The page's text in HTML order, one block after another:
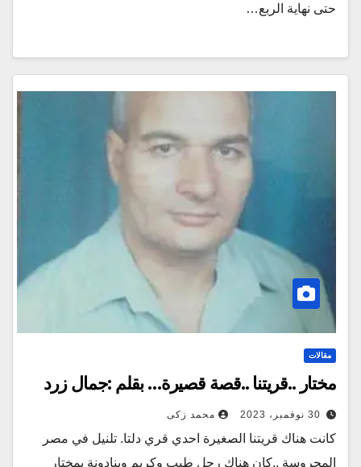
حتى نهاية الربع…
مقالات
مختار ..قريتنا ..قصة قصيرة… بقلم :جمال زرد
30 نوفمبر، 2023 محمد زكى
كانت هناك قريتنا الصغيرة احدي قري دلتا. تلنيل في مصر
المحروسة ..كان هناك رجل طيب وكريم وينادونة بمختار